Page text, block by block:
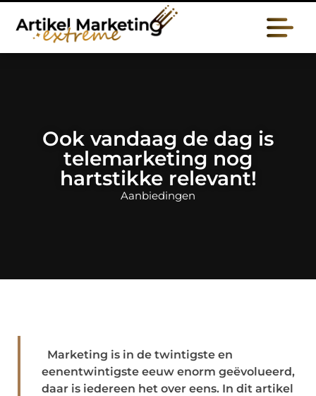
Ook vandaag de dag is
telemarketing nog
hartstikke relevant!
Aanbiedingen
Marketing is in de twintigste en
eenentwintigste eeuw enorm geëvolueerd,
daar is iedereen het over eens. In dit artikel